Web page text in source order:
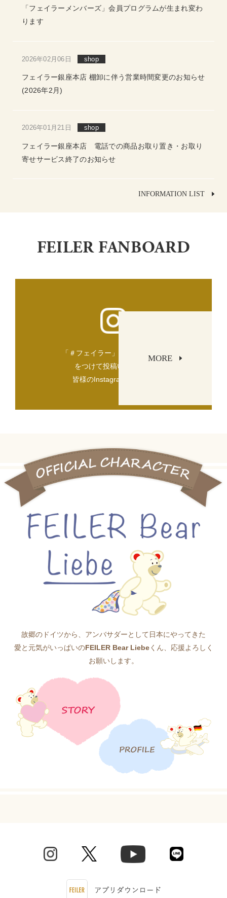
「フェイラーメンバーズ」会員プログラムが生まれ変わ
ります
2026年02月06日 shop
フェイラー銀座本店 棚卸に伴う営業時間変更のお知らせ
(2026年2月)
2026年01月21日 shop
フェイラー銀座本店 電話での商品お取り置き・お取り
寄せサービス終了のお知らせ
INFORMATION LIST
FEILER FANBOARD
「＃フェイラー」「＃FEILER」
をつけて投稿いただいた
皆様のInstagramをご紹介
MORE
故郷のドイツから、アンバサダーとして日本にやってきた
愛と元気がいっぱいのFEILER Bear Liebeくん、応援よろしく
お願いします。